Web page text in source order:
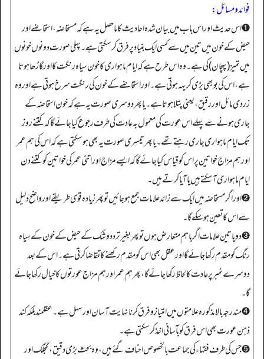
فوائد و مسائل:
➊ اس حدیث اور اس باب میں بیان شدہ احادیث کا ماحصل یہ ہے کہ مستحاضہ، استحاضے اور
حیض کے خون میں تین میں سے کسی ایک بنیاد پر فرق کر سکتی ہے۔ پہلی صورت دونوں خونوں
میں تمیز (پہچان) کی ہے۔ وہ اس طرح ہے کہ ایام ماہواری کا خون سیاہ رنگت کا اور گاڑھا ہوتا
ہے، اس کی بو بھی بڑی کریہہ ہوتی ہے۔ اور استحاضے کے خون کی رنگت سرخ ہوتی ہے اور وہ
زردی مائل اور رقیق، یعنی پتلا ہوتا ہے۔ یا پھر دوسری صورت یہ ہے کہ خون استحاضہ کے
جاری ہونے سے پہلے اس عورت کی معمول بہ عادت کی طرف رجوع کیا جائے گا کہ کتنے روز
تک ایام ماہواری جاری رہتے تھے۔ یا پھر تیسری صورت یہ بھی ہو سکتی ہے کہ اس کی ہم عمر
اور ہم مزاج خواتین پر اس کو قیاس کیا جائے گا کہ ایسے مزاج اور اتنی عمر کی خواتین کو کتنے دن
ایام ماہواری آ سکتے ہیں یا آیا کرتے ہیں۔
➋ اور اگر مستحاضہ میں ایک سے زائد علامات جمع ہو جائیں تو پھر زیادہ قوی طریقے اور واضح دلیل
سے اس کا تعین ہو سکے گا۔
➌ دو یا تین علامات اگر باہم متعارض ہوں تو پھر بغیر تردد و شک کے حیض کے خون کے سیاہ
رنگ کو مقدم رکھا جائے گا اور عقل بھی اس کو مقدم رکھنے کا تقاضا کرتی ہے۔ اس کے بعد
دوسرے نمبر پر عادت کا لحاظ رکھا جائے گا، پھر ہم عمر اور ہم مزاج عورتوں کا خیال رکھا جائے
گا۔
➍ مندرجہ بالا مذکورہ علامتوں میں امتیاز و فرق کرنا نہایت آسان اور سہل ہے۔ عقلمند بلکہ کند
ذہن عورت بھی اس فرق کو بآسانی اخذ کر سکتی ہے۔
➎ جس کی طرف فقہاء کی جماعت بالخصوص احناف گئے ہیں، وہ بحث بڑی دقیق، گنجلک اور